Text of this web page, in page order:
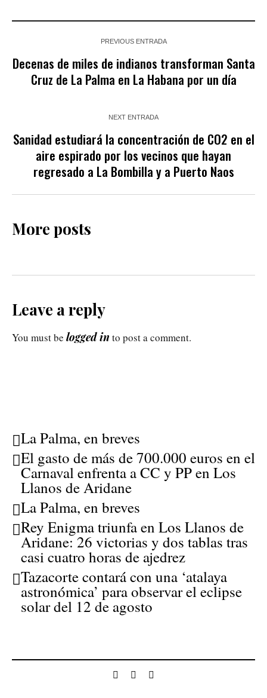
PREVIOUS ENTRADA
Decenas de miles de indianos transforman Santa
Cruz de La Palma en La Habana por un día
NEXT ENTRADA
Sanidad estudiará la concentración de CO2 en el
aire espirado por los vecinos que hayan
regresado a La Bombilla y a Puerto Naos
More posts
Leave a reply
You must be logged in to post a comment.
La Palma, en breves
El gasto de más de 700.000 euros en el
Carnaval enfrenta a CC y PP en Los
Llanos de Aridane
La Palma, en breves
Rey Enigma triunfa en Los Llanos de
Aridane: 26 victorias y dos tablas tras
casi cuatro horas de ajedrez
Tazacorte contará con una ‘atalaya
astronómica’ para observar el eclipse
solar del 12 de agosto